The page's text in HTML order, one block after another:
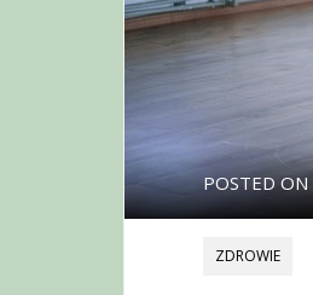
POSTED ON
ZDROWIE